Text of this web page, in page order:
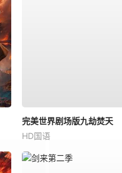
完美世界剧场版九劫焚天
HD国语